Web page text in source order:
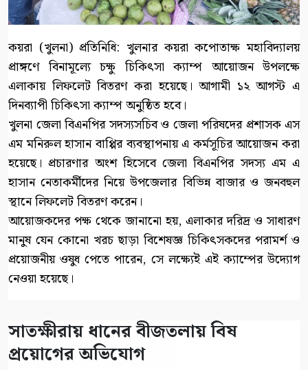
কয়রা (খুলনা) প্রতিনিধি: খুলনার কয়রা কপোতাক্ষ মহাবিদ্যালয়
প্রাঙ্গণে বিনামূল্যে চক্ষু চিকিৎসা ক্যাম্প আয়োজন উপলক্ষে
এলাকায় লিফলেট বিতরণ করা হয়েছে। আগামী ১২ আগস্ট এ
দিনব্যাপী চিকিৎসা ক্যাম্প অনুষ্ঠিত হবে।
খুলনা জেলা বিএনপির সদস্যসচিব ও জেলা পরিষদের প্রশাসক এস
এম মনিরুল হাসান বাপ্পির ব্যবস্থাপনায় এ কর্মসূচির আয়োজন করা
হয়েছে। প্রচারণার অংশ হিসেবে জেলা বিএনপির সদস্য এম এ
হাসান নেতাকর্মীদের নিয়ে উপজেলার বিভিন্ন বাজার ও জনবহুল
স্থানে লিফলেট বিতরণ করেন।
আয়োজকদের পক্ষ থেকে জানানো হয়, এলাকার দরিদ্র ও সাধারণ
মানুষ যেন কোনো খরচ ছাড়া বিশেষজ্ঞ চিকিৎসকদের পরামর্শ ও
প্রয়োজনীয় ওষুধ পেতে পারেন, সে লক্ষ্যেই এই ক্যাম্পের উদ্যোগ
নেওয়া হয়েছে।
সাতক্ষীরায় ধানের বীজতলায় বিষ
প্রয়োগের অভিযোগ